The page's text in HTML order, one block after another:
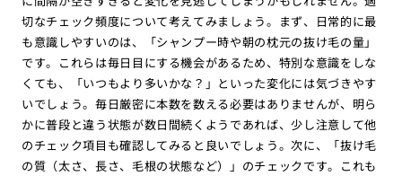
切なチェック頻度について考えてみましょう。まず、日常的に最
も意識しやすいのは、「シャンプー時や朝の枕元の抜け毛の量」
です。これらは毎日目にする機会があるため、特別な意識をしな
くても、「いつもより多いかな？」といった変化には気づきやす
いでしょう。毎日厳密に本数を数える必要はありませんが、明ら
かに普段と違う状態が数日間続くようであれば、少し注意して他
のチェック項目も確認してみると良いでしょう。次に、「抜け毛
の質（太さ、長さ、毛根の状態など）」のチェックです。これも